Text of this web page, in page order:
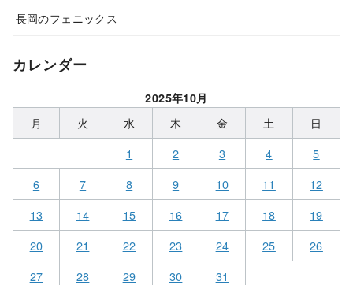
長岡のフェニックス
カレンダー
2025年10月
月 火 水 木 金 土
日
1
2 3 4
5
6
7 8 9 10 11
12
13
14 15 16 17 18
19
20
21 22 23 24 25
26
27
28 29 30
31